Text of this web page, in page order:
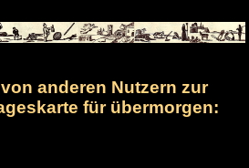
anderen Nutzern zur
für übermorgen: